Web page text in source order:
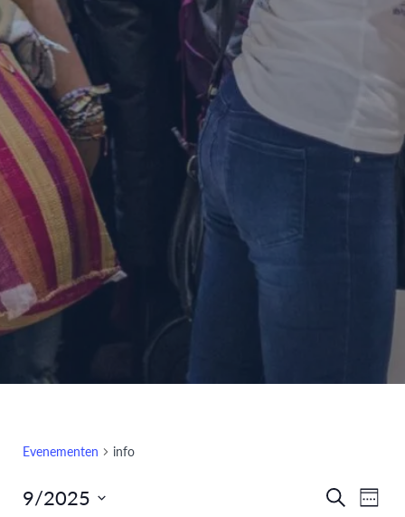
Evenementen info
ZoekenWeek
9/2025